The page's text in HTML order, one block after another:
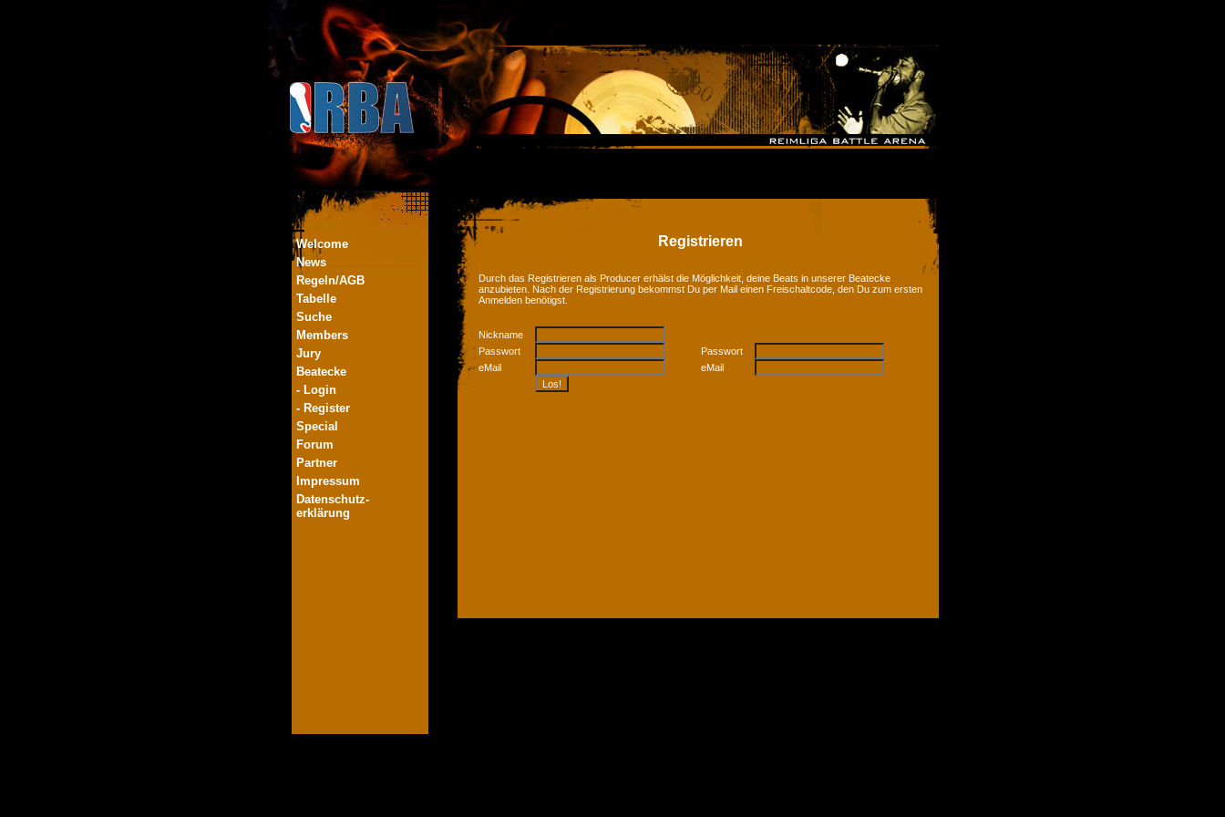
Welcome
News
Regeln/AGB
Tabelle
Suche
Members
Jury
Beatecke
- Login
- Register
Special
Forum
Partner
Impressum
Datenschutz-
erklärung
Registrieren
Durch das Registrieren als Producer erhälst die Möglichkeit, deine Beats in unserer Beatecke
anzubieten. Nach der Registrierung bekommst Du per Mail einen Freischaltcode, den Du zum ersten
Anmelden benötigst.
Nickname
Passwort
Passwort
eMail
eMail